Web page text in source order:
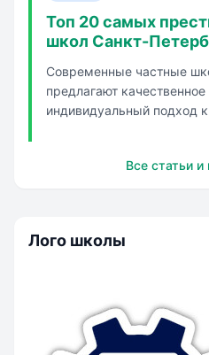
Топ 20 самых
школ Санкт-
Современные частные
предлагают
индивидуальный подход
программирование,
Все статьи и
Лого школы